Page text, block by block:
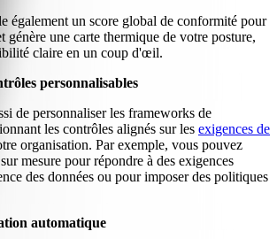
également un score global de conformité pour
génère une carte thermique de votre posture,
claire en un coup d'œil.
personnalisables
de personnaliser les frameworks de
les contrôles alignés sur les exigences de
organisation. Par exemple, vous pouvez
mesure pour répondre à des exigences
des données ou pour imposer des politiques
automatique